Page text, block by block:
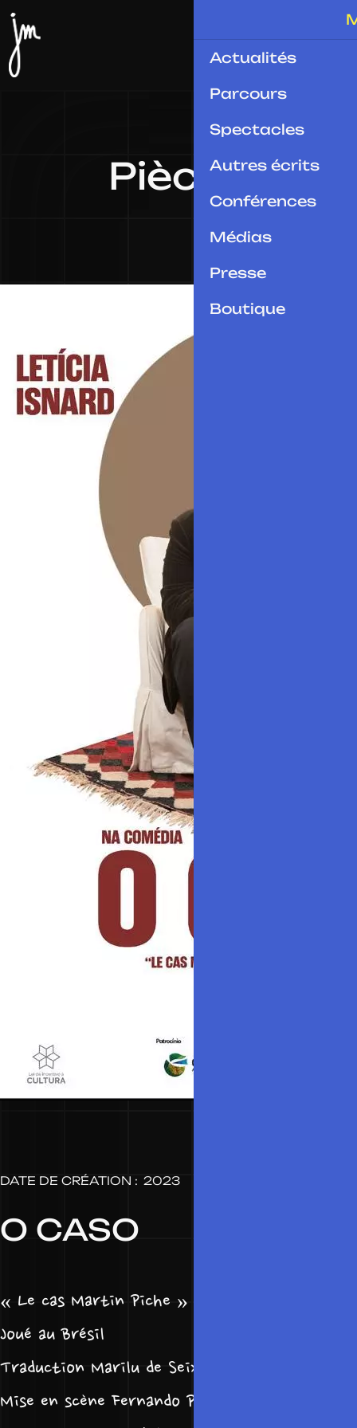
Pièces
DATE DE CRÉATION : 2023
O CASO
« Le cas Martin Piche » de Jacques Mougenot
Joué au Brésil
Traduction Marilu de Seixas Correa
Mise en scène Fernando Philbert
Actualités
Parcours
Spectacles
Autres écrits
Conférences
Médias
Presse
Boutique